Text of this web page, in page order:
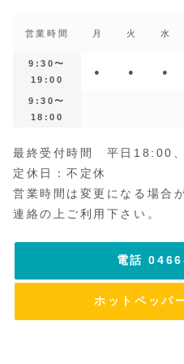
営業時間 月 火 水
9:30〜
19:00
● ● ●
9:30〜
18:00
最終受付時間 平日18:00
定休日：不定休
営業時間は変更になる場合
連絡の上ご利用下さい。
電話
ホットペッパ